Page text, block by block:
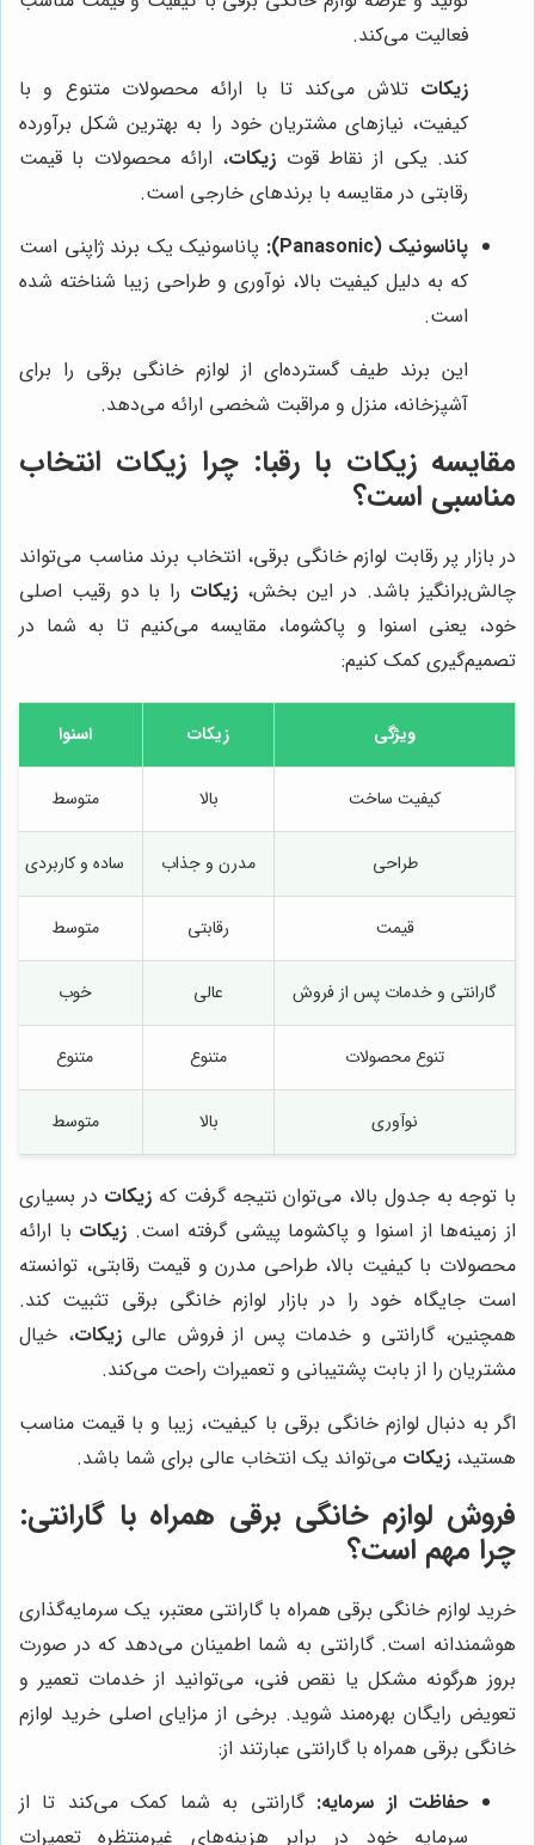
فعالیت می‌کند.
زیکات تلاش می‌کند تا با ارائه محصولات متنوع و با
کیفیت، نیازهای مشتریان خود را به بهترین شکل برآورده
کند. یکی از نقاط قوت زیکات، ارائه محصولات با قیمت
رقابتی در مقایسه با برندهای خارجی است.
پاناسونیک (Panasonic):
پاناسونیک یک برند ژاپنی است
که به دلیل کیفیت بالا، نوآوری و طراحی زیبا شناخته شده
است.
این برند طیف گسترده‌ای از لوازم خانگی برقی را برای
آشپزخانه، منزل و مراقبت شخصی ارائه می‌دهد.
مقایسهزیکات با رقبا: چرا زیکات انتخاب
مناسبی است؟
در بازار پر رقابت لوازم خانگی برقی، انتخاب برند مناسب می‌تواند
چالش‌برانگیز باشد. در این بخش، زیکات را با دو رقیب اصلی
خود، یعنی اسنوا و پاکشوما، مقایسه می‌کنیم تا به شما در
تصمیم‌گیری کمک کنیم:
ویژگی زیکات اسنوا
کیفیت ساخت بالا متوسط
طراحی مدرن و جذاب ساده و کاربردی
قیمت رقابتی متوسط
گارانتی و خدمات پس از فروش عالی خوب
تنوع محصولات متنوع متنوع
نوآوری بالا متوسط
با توجه به جدول بالا، می‌توان نتیجه گرفت که زیکات در بسیاری
از زمینه‌ها از اسنوا و پاکشوما پیشی گرفته است. زیکات با ارائه
محصولات با کیفیت بالا، طراحی مدرن و قیمت رقابتی، توانسته
است جایگاه خود را در بازار لوازم خانگی برقی تثبیت کند.
همچنین، گارانتی و خدمات پس از فروش عالیزیکات، خیال
مشتریان را از بابت پشتیبانی و تعمیرات راحت می‌کند.
اگر به دنبال لوازم خانگی برقی با کیفیت، زیبا و با قیمت مناسب
هستید، زیکات می‌تواند یک انتخاب عالی برای شما باشد.
فروش لوازم خانگی برقی همراه با گارانتی:
چرا مهم است؟
خرید لوازم خانگی برقی همراه با گارانتی معتبر، یک سرمایه‌گذاری
هوشمندانه است. گارانتی به شما اطمینان می‌دهد که در صورت
بروز هرگونه مشکل یا نقص فنی، می‌توانید از خدمات تعمیر و
تعویض رایگان بهره‌مند شوید. برخی از مزایای اصلی خرید لوازم
خانگی برقی همراه با گارانتی عبارتند از:
حفاظت از سرمایه: گارانتی به شما کمک می‌کند تا از
سرمایه خود در برابر هزینه‌های غیرمنتظره تعمیرات